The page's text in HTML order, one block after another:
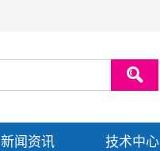
新闻资讯 技术中心